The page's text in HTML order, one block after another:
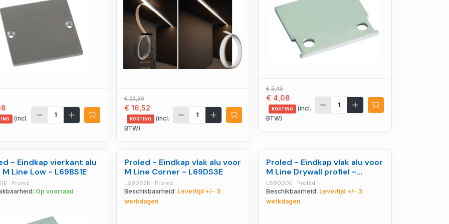
(incl.
€ 23,60
€ 16,52
KORTING
(incl.
BTW)
€ 5,45
€ 4,08
KORTING
(incl.
BTW)
- Eindkap vierkant alu
Line Low - L69BS1E
· Proled
Op voorraad
Proled - Eindkap vlak alu voor
M Line Corner - L69DS3E
L69DS3E · Proled
Beschikbaarheid: Levertijd +/- 3
werkdagen
Proled - Eindkap vlak alu voor
M Line Drywall profiel -
L6900DE
L6900DE · Proled
Beschikbaarheid: Levertijd +/- 3
werkdagen